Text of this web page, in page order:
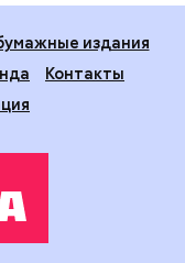
издания
Контакты